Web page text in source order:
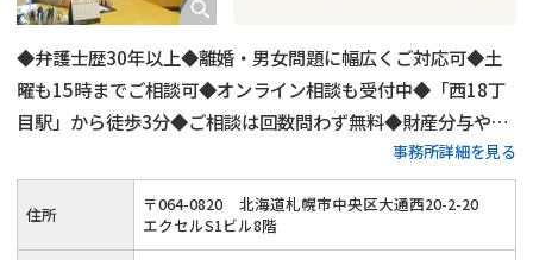
◆弁護士歴30年以上◆離婚・男女問題に幅広くご対応可◆土
曜も15時までご相談可◆オンライン相談も受付中◆「西18丁
目駅」から徒歩3分◆ご相談は回数問わず無料◆財産分与や慰
謝料請求にも強み◆親権の獲得を目指して熱心にご対応
事務所詳細を見る
住所 〒064-0820
北海道札幌市中央区大通西20-2-20
エクセルS1ビル8階